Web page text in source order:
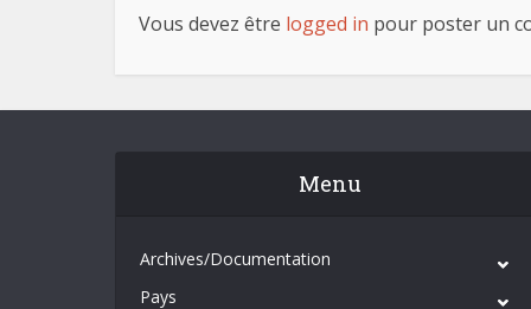
Vous devez être logged in pour poster un
Menu
Archives/Documentation
Pays